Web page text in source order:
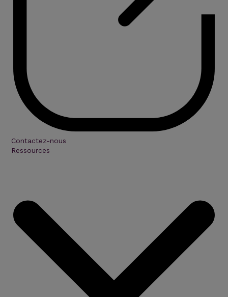
Contactez-nous
Ressources